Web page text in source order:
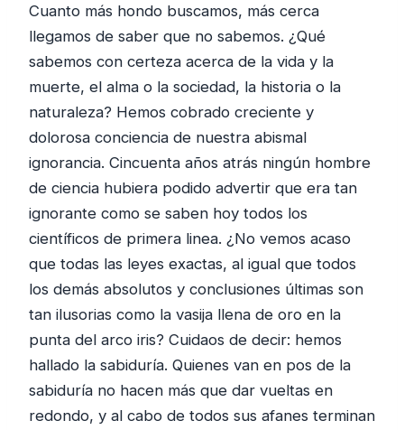
Cuanto más hondo buscamos, más cerca
llegamos de saber que no sabemos. ¿Qué
sabemos con certeza acerca de la vida y la
muerte, el alma o la sociedad, la historia o la
naturaleza? Hemos cobrado creciente y
dolorosa conciencia de nuestra abismal
ignorancia. Cincuenta años atrás ningún hombre
de ciencia hubiera podido advertir que era tan
ignorante como se saben hoy todos los
científicos de primera linea. ¿No vemos acaso
que todas las leyes exactas, al igual que todos
los demás absolutos y conclusiones últimas son
tan ilusorias como la vasija llena de oro en la
punta del arco iris? Cuidaos de decir: hemos
hallado la sabiduría. Quienes van en pos de la
sabiduría no hacen más que dar vueltas en
redondo, y al cabo de todos sus afanes terminan